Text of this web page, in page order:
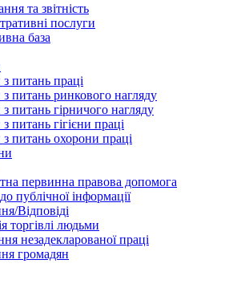
та звітність
послуги
база
питань праці
питань ринкового нагляду
питань гірничого нагляду
питань гігієни праці
питань охорони праці
первинна правова допомога
публічної інформації
Відповіді
торгівлі людьми
незадекларованої праці
громадян